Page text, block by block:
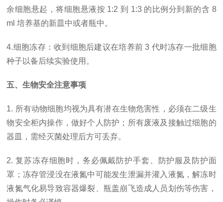
余细胞悬起，将细胞悬液按 1:2 到 1:3 的比例分到新的含 8
ml 培养基的新皿中或者瓶中。
4.细胞冻存：收到细胞后建议在培养前 3 代时冻存一批细胞
种子以备后续实验使用。
五、生物安全注意事项
1. 所有动物细胞均视为具有潜在生物危害性，必须在二级生
物安全柜内操作，做好个人防护；所有废液及接触过细胞的
器皿，需经灭菌处理后方可丢弃。
2. 复苏冻存细胞时，务必佩戴防护手套、防护服及防护面
罩；冻存管浸没在液氮中可能发生泄漏并灌入液氮，解冻时
液氮气化易导致容器爆裂、瓶盖崩飞造成人员划伤等伤害，